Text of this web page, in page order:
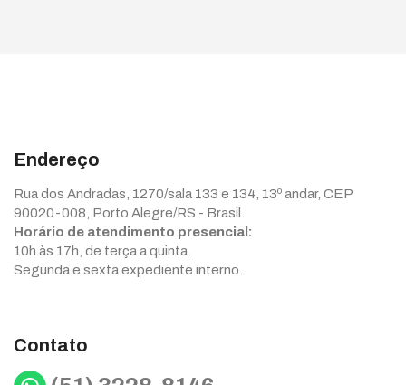
Endereço
Rua dos Andradas, 1270/sala 133 e 134, 13º andar, CEP
90020-008, Porto Alegre/RS - Brasil.
Horário de atendimento presencial:
10h às 17h, de terça a quinta.
Segunda e sexta expediente interno.
Contato